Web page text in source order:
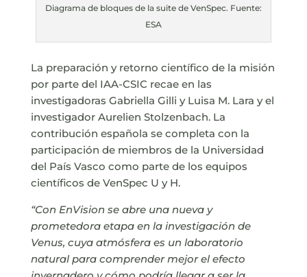
Diagrama de bloques de la suite de VenSpec. Fuente:
ESA
La preparación y retorno científico de la misión
por parte del IAA-CSIC recae en las
investigadoras Gabriella Gilli y Luisa M. Lara y el
investigador Aurelien Stolzenbach. La
contribución española se completa con la
participación de miembros de la Universidad
del País Vasco como parte de los equipos
científicos de VenSpec U y H.
“Con EnVision se abre una nueva y
prometedora etapa en la investigación de
Venus, cuya atmósfera es un laboratorio
natural para comprender mejor el efecto